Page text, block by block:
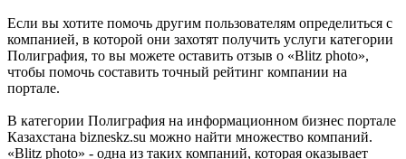
Если вы хотите помочь другим пользователям определиться с
компанией, в которой они захотят получить услуги категории
Полиграфия, то вы можете оставить отзыв о «Blitz photo»,
чтобы помочь составить точный рейтинг компании на
портале.
В категории Полиграфия на информационном бизнес портале
Казахстана bizneskz.su можно найти множество компаний.
«Blitz photo» - одна из таких компаний, которая оказывает